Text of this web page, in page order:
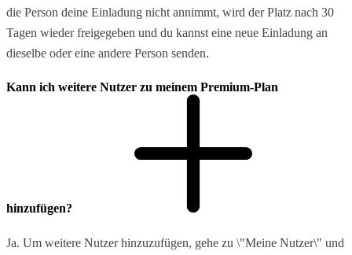
die Person deine Einladung nicht annimmt, wird der Platz nach 30
Tagen wieder freigegeben und du kannst eine neue Einladung an
dieselbe oder eine andere Person senden.
Kann ich weitere Nutzer zu meinem Premium-Plan
hinzufügen?
Ja. Um weitere Nutzer hinzuzufügen, gehe zu \"Meine Nutzer\" und